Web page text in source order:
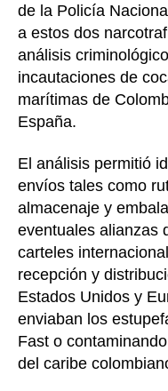
de la Policía
a estos dos
análisis
incautaciones de
marítimas de
España.
El análisis permitió
envíos tales como
almacenaje y
eventuales alianzas
carteles
recepción y
Estados Unidos y
enviaban los
Fast o
del caribe